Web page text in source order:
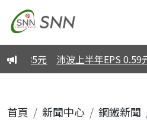
2.85元 沛波上半年EPS 0.59元
首頁 新聞中心 鋼鐵新聞